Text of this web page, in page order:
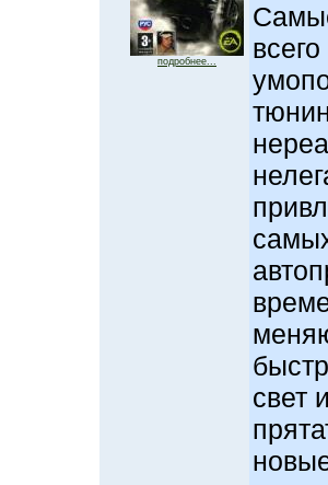
подробнее...
свет